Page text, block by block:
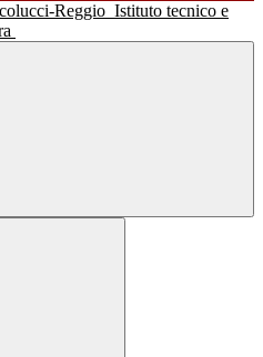
Reggio Istituto tecnico e